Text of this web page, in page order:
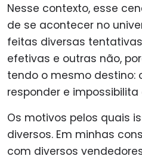
Nesse contexto, esse
de se acontecer no
feitas diversas
efetivas e outras não,
tendo o mesmo destino:
responder e
Os motivos pelos quais
diversos. Em minhas
com diversos